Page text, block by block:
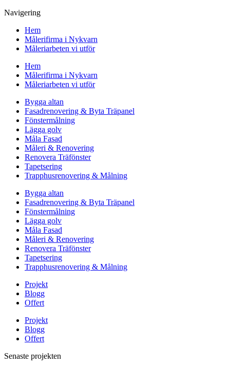
Navigering
Hem
Målerifirma i Nykvarn
Måleriarbeten vi utför
Hem
Målerifirma i Nykvarn
Måleriarbeten vi utför
Bygga altan
Fasadrenovering & Byta Träpanel
Fönstermålning
Lägga golv
Måla Fasad
Måleri & Renovering
Renovera Träfönster
Tapetsering
Trapphusrenovering & Målning
Bygga altan
Fasadrenovering & Byta Träpanel
Fönstermålning
Lägga golv
Måla Fasad
Måleri & Renovering
Renovera Träfönster
Tapetsering
Trapphusrenovering & Målning
Projekt
Blogg
Offert
Projekt
Blogg
Offert
Senaste projekten